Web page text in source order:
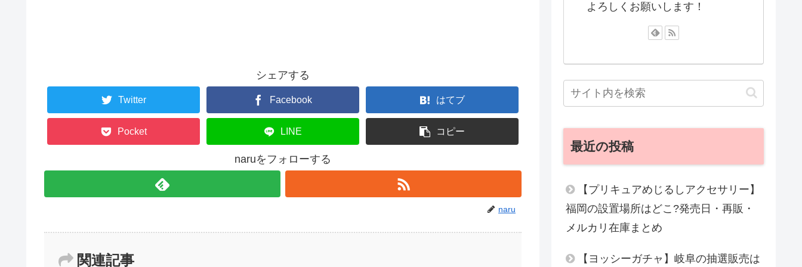
シェアする
Twitter Facebook はてブ
Pocket LINE コピー
naruをフォローする
naru
関連記事
よろしくお願いします！
最近の投稿
【プリキュアめじるしアクセサリー】
福岡の設置場所はどこ?発売日・再販・
メルカリ在庫まとめ
【ヨッシーガチャ】岐阜の抽選販売は